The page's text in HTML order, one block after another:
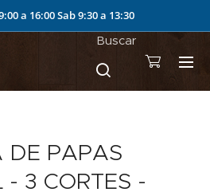
a 16:00Sab 9:30 a 13:30
Buscar
DE PAPAS
- 3 CORTES -